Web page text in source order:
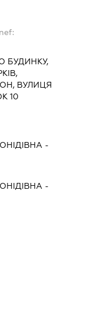
БУДИНКУ,
ВУЛИЦЯ
10
-
-